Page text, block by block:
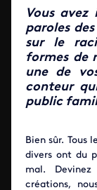
Vous
paroles
sur le
formes de
une de
conteur
public
Bien sûr. Tous
divers ont du
mal.
créations,